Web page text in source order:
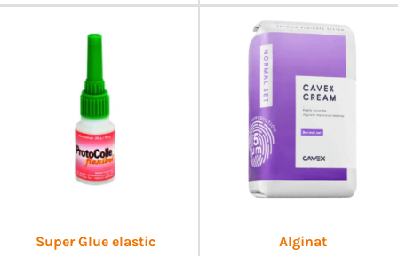
Super Glue elastic Alginat